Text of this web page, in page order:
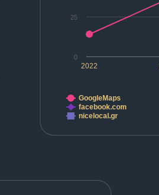
2022
0
25
GoogleMaps
facebook.com
nicelocal.gr